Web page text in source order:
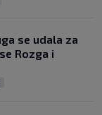
se udala za
Rozga i